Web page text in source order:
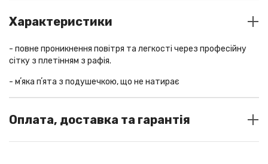
Характеристики
- повне проникнення повітря та легкості через професійну
сітку з плетінням з рафія.
- мʼяка пʼята з подушечкою, що не натирає
пропускає повітря, дихає та супер мʼякий
Оплата, доставка та гарантія